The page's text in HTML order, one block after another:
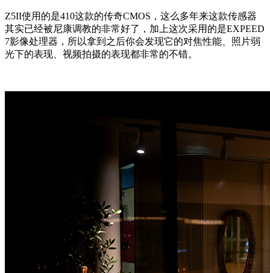
Z5II使用的是410这款的传奇CMOS，这么多年来这款传感器
其实已经被尼康调教的非常好了，加上这次采用的是EXPEED
7影像处理器，所以拿到之后你会发现它的对焦性能、照片弱
光下的表现、视频拍摄的表现都非常的不错。